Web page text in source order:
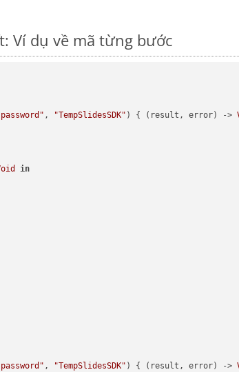
Ví dụ về mã từng bước
, "TempSlidesSDK" ) { (result, error) ->
in
, "TempSlidesSDK" ) { (result, error) ->